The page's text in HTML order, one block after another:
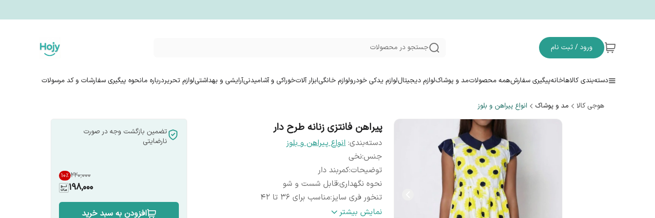
ورود / ثبت نام جستجو در محصولات
دسته‌بندی کالاهاخانهپیگیری سفارشهمه محصولاتمد و پوشاکلوازم دیجیتاللوازم یدکی خودرولوازم خانگیابزار آلاتخوراکی و آشامیدنیآرایشی و بهداشتیلوازم تحریردرباره مانحوه پیگیری سفارشات و کد مرسولات
هوجی کالا مد و پوشاک انواع پیراهن و بلوز
پیراهن فانتزی زنانه طرح دار
دسته‌بندی:انواع پیراهن و بلوز
جنس:نخی
توضیحات:کمربند دار
نحوه نگهداری:قابل شست و شو
تنخور فری سایز:مناسب برای ۳۶ تا ۴۲
ضمانت کیفیت کالا
نمایش بیشتر
تضمین بازگشت وجه در صورت
نارضایتی
۲۲۰٬۰۰۰ 10%
198,000
افزودن به سبد خرید